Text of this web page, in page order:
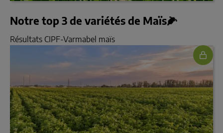
Notre top 3 de variétés de Maïs🌽
Résultats CIPF-Varmabel maïs